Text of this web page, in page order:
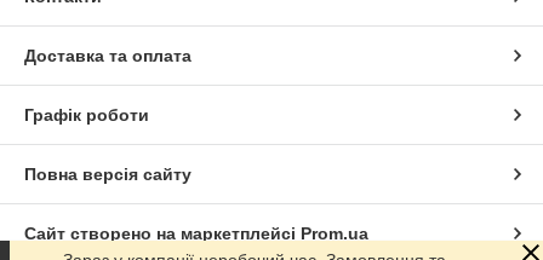
Доставка та оплата
Графік роботи
Повна версія сайту
Сайт створено на маркетплейсі Prom.ua